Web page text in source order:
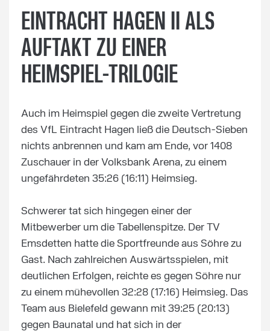
EINTRACHT HAGEN II ALS
AUFTAKT ZU EINER
HEIMSPIEL-TRILOGIE
Auch im Heimspiel gegen die zweite Vertretung
des VfL Eintracht Hagen ließ die Deutsch-Sieben
nichts anbrennen und kam am Ende, vor 1408
Zuschauer in der Volksbank Arena, zu einem
ungefährdeten 35:26 (16:11) Heimsieg.
Schwerer tat sich hingegen einer der
Mitbewerber um die Tabellenspitze. Der TV
Emsdetten hatte die Sportfreunde aus Söhre zu
Gast. Nach zahlreichen Auswärtsspielen, mit
deutlichen Erfolgen, reichte es gegen Söhre nur
zu einem mühevollen 32:28 (17:16) Heimsieg. Das
Team aus Bielefeld gewann mit 39:25 (20:13)
gegen Baunatal und hat sich in der